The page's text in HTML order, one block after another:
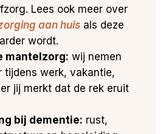
Lees ook meer over
aan huis als deze
wordt.
mantelzorg: wij nemen
tijdens werk, vakantie,
jij merkt dat de rek eruit
bij dementie: rust,